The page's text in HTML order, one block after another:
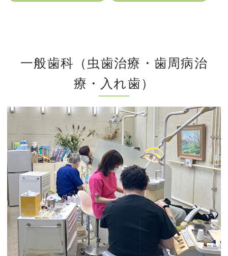
一般歯科（虫歯治療・歯周病治
療・入れ歯）